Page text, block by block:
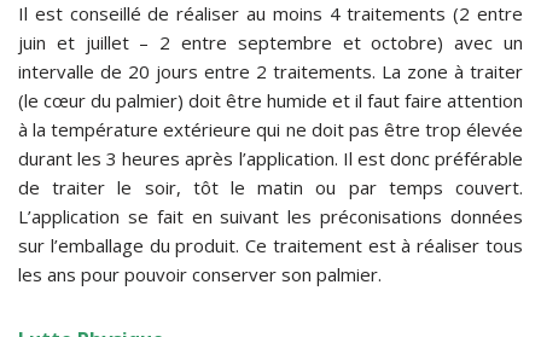
Il est conseillé de réaliser au moins 4 traitements (2 entre
juin et juillet – 2 entre septembre et octobre) avec un
intervalle de 20 jours entre 2 traitements. La zone à traiter
(le cœur du palmier) doit être humide et il faut faire attention
à la température extérieure qui ne doit pas être trop élevée
durant les 3 heures après l’application. Il est donc préférable
de traiter le soir, tôt le matin ou par temps couvert.
L’application se fait en suivant les préconisations données
sur l’emballage du produit. Ce traitement est à réaliser tous
les ans pour pouvoir conserver son palmier.